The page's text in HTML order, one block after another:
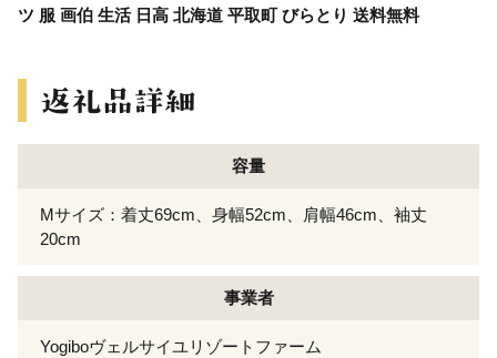
ツ 服 画伯 生活 日高 北海道 平取町 びらとり 送料無料
容量
Mサイズ：着丈69cm、身幅52cm、肩幅46cm、袖丈
20cm
事業者
Yogiboヴェルサイユリゾートファーム